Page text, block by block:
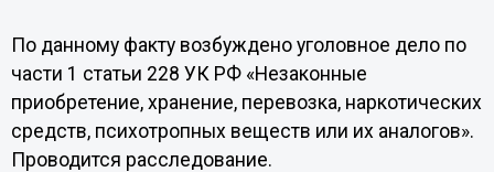
По данному факту возбуждено уголовное дело по
части 1 статьи 228 УК РФ «Незаконные
приобретение, хранение, перевозка, наркотических
средств, психотропных веществ или их аналогов».
Проводится расследование.